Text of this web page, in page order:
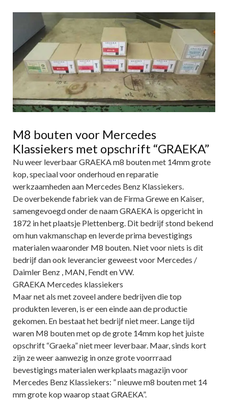
M8 bouten voor Mercedes
Klassiekers met opschrift “GRAEKA”
Nu weer leverbaar GRAEKA m8 bouten met 14mm grote
kop, speciaal voor onderhoud en reparatie
werkzaamheden aan Mercedes Benz Klassiekers.
De overbekende fabriek van de Firma Grewe en Kaiser,
samengevoegd onder de naam GRAEKA is opgericht in
1872 in het plaatsje Plettenberg. Dit bedrijf stond bekend
om hun vakmanschap en leverde prima bevestigings
materialen waaronder M8 bouten. Niet voor niets is dit
bedrijf dan ook leverancier geweest voor Mercedes /
Daimler Benz , MAN, Fendt en VW.
GRAEKA Mercedes klassiekers
Maar net als met zoveel andere bedrijven die top
produkten leveren, is er een einde aan de productie
gekomen. En bestaat het bedrijf niet meer. Lange tijd
waren M8 bouten met op de grote 14mm kop het juiste
opschrift “Graeka” niet meer leverbaar. Maar, sinds kort
zijn ze weer aanwezig in onze grote voorrraad
bevestigings materialen werkplaats magazijn voor
Mercedes Benz Klassiekers: ” nieuwe m8 bouten met 14
mm grote kop waarop staat GRAEKA”.